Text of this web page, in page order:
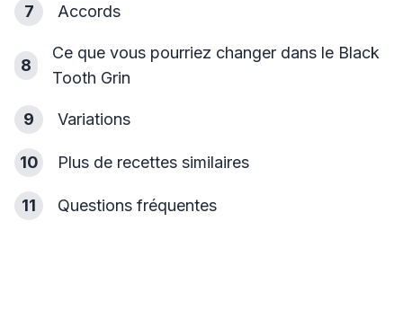
7 Accords
8
Ce que vous pourriez changer dans le Black
Tooth Grin
9 Variations
10 Plus de recettes similaires
11 Questions fréquentes